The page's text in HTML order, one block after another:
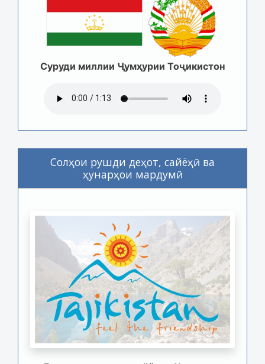
Суруди миллии Ҷумҳурии Тоҷикистон
Солҳои рушди деҳот, сайёҳӣ ва
ҳунарҳои мардумӣ